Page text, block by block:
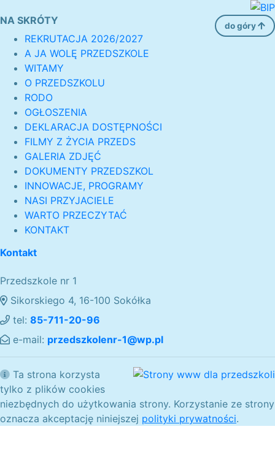
NA SKRÓTY do góry
REKRUTACJA 2026/2027
A JA WOLĘ PRZEDSZKOLE
WITAMY
O PRZEDSZKOLU
RODO
OGŁOSZENIA
DEKLARACJA DOSTĘPNOŚCI
FILMY Z ŻYCIA PRZEDS
GALERIA ZDJĘĆ
DOKUMENTY PRZEDSZKOL
INNOWACJE, PROGRAMY
NASI PRZYJACIELE
WARTO PRZECZYTAĆ
KONTAKT
Kontakt
Przedszkole nr 1
Sikorskiego 4, 16-100 Sokółka
tel: 85-711-20-96
e-mail: przedszkolenr-1@wp.pl
Ta strona korzysta
tylko z plików cookies
niezbędnych do użytkowania strony. Korzystanie ze strony
oznacza akceptację niniejszej polityki prywatności.